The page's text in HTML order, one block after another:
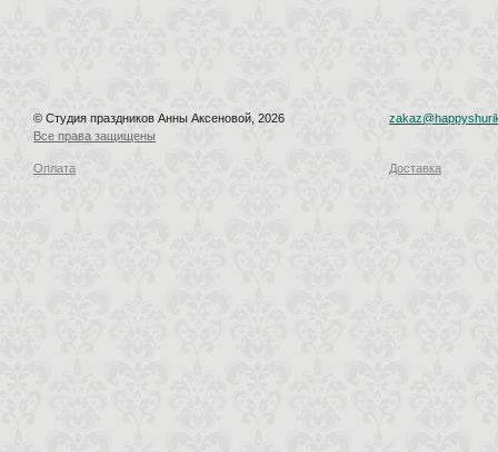
© Студия праздников Анны Аксеновой, 2026
Все права защищены
Оплата Доставка